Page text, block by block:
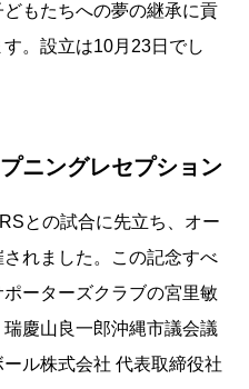
もたちへの夢の継承に貢
。設立は10月23日でし
ニングレセプション
との試合に先立ち、オー
れました。この記念すべ
ーターズクラブの宮里敏
慶山良一郎沖縄市議会議
ル株式会社 代表取締役社